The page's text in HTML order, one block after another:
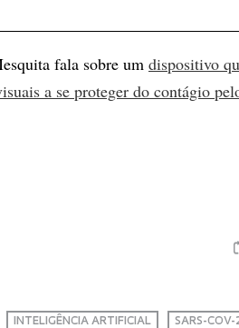
fala sobre um dispositivo
a se proteger do contágio
INTELIGÊNCIA ARTIFICIAL SARS-COV-